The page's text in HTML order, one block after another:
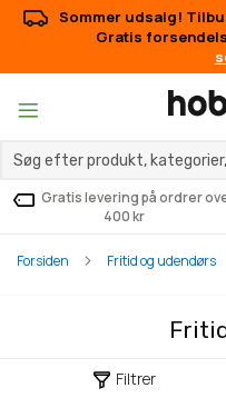
Sommer udsalg!
Gratis
Gratis levering på ordrer
400 kr
Forsiden Fritid og udendørs
Filtrer